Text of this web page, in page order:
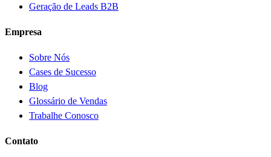
Geração de Leads B2B
Empresa
Sobre Nós
Cases de Sucesso
Blog
Glossário de Vendas
Trabalhe Conosco
Contato